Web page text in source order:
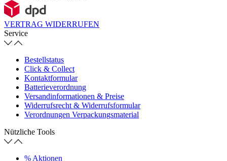
VERTRAG WIDERRUFEN
Service
Bestellstatus
Click & Collect
Kontaktformular
Batterieverordnung
Versandinformationen & Preise
Widerrufsrecht & Widerrufsformular
Verordnungen Verpackungsmaterial
Nützliche Tools
% Aktionen